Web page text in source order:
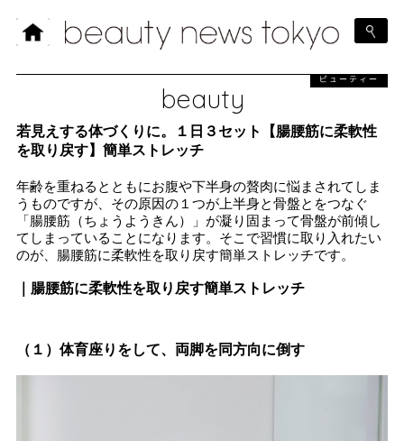
beauty
ビューティー
若見えする体づくりに。１日３セット【腸腰筋に柔軟性
を取り戻す】簡単ストレッチ
年齢を重ねるとともにお腹や下半身の贅肉に悩まされてしま
うものですが、その原因の１つが上半身と骨盤とをつなぐ
「腸腰筋（ちょうようきん）」が凝り固まって骨盤が前傾し
てしまっていることになります。そこで習慣に取り入れたい
のが、腸腰筋に柔軟性を取り戻す簡単ストレッチです。
｜腸腰筋に柔軟性を取り戻す簡単ストレッチ
（１）体育座りをして、両脚を同方向に倒す